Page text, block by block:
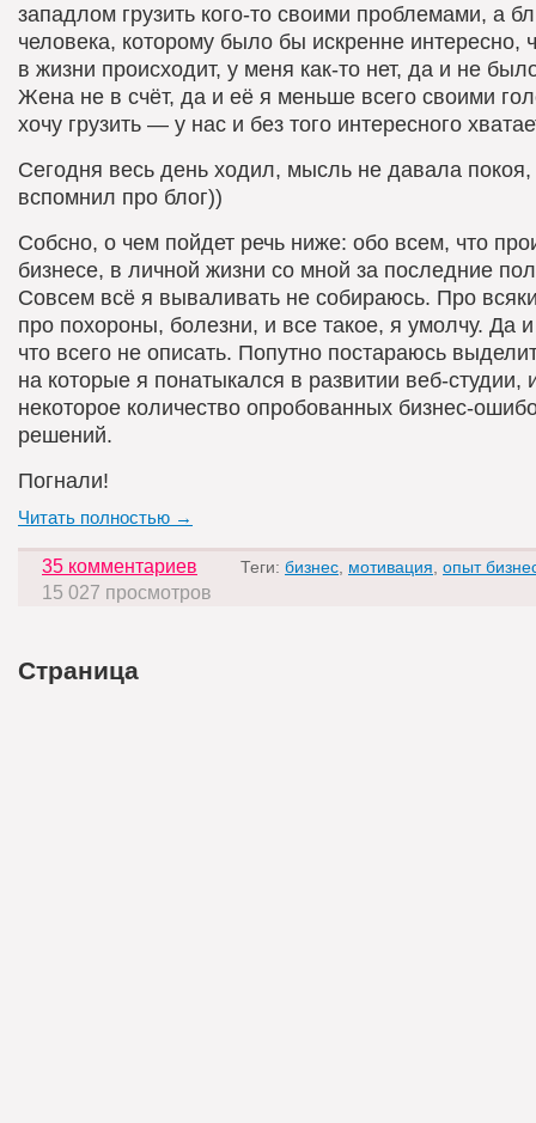
западлом грузить кого-то своими проблемами, а
человека, которому было бы искренне интересно,
в жизни происходит, у меня как-то нет, да и не
Жена не в счёт, да и её я меньше всего своими
хочу грузить — у нас и без того интересного
Сегодня весь день ходил, мысль не давала покоя,
вспомнил про блог))
Собсно, о чем пойдет речь ниже: обо всем, что
бизнесе, в личной жизни со мной за последние
Совсем всё я вываливать не собираюсь. Про
про похороны, болезни, и все такое, я умолчу. Да
что всего не описать. Попутно постараюсь
на которые я понатыкался в развитии веб-студии,
некоторое количество опробованных бизнес-
решений.
Погнали!
Читать полностью →
35 комментариев Теги: бизнес мотивация опыт
15 027 просмотров
Страница